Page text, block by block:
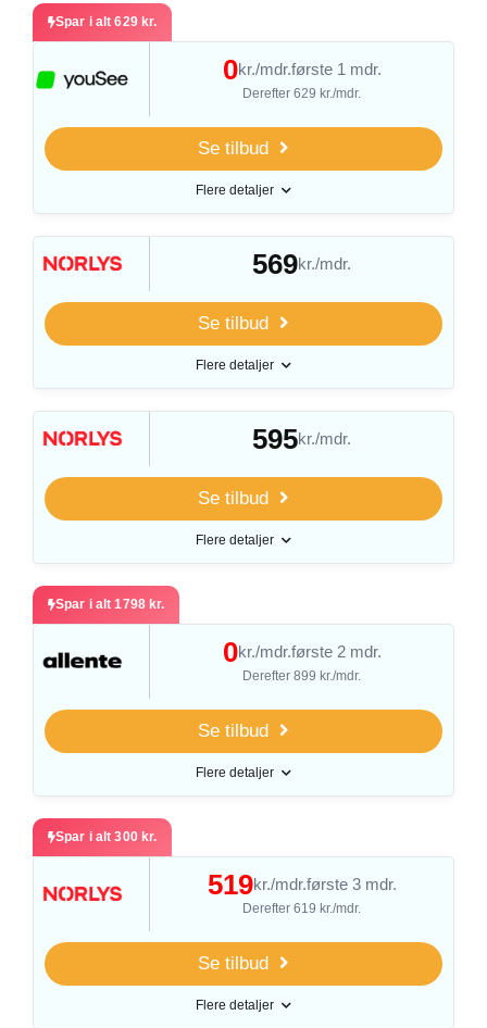
Spar i alt 629 kr.
0kr./mdr.første 1 mdr.
Derefter 629 kr./mdr.
Se tilbud
Flere detaljer
569kr./mdr.
Se tilbud
Flere detaljer
595kr./mdr.
Se tilbud
Flere detaljer
Spar i alt 1798 kr.
0kr./mdr.første 2 mdr.
Derefter 899 kr./mdr.
Se tilbud
Flere detaljer
Spar i alt 300 kr.
519kr./mdr.første 3 mdr.
Derefter 619 kr./mdr.
Se tilbud
Flere detaljer